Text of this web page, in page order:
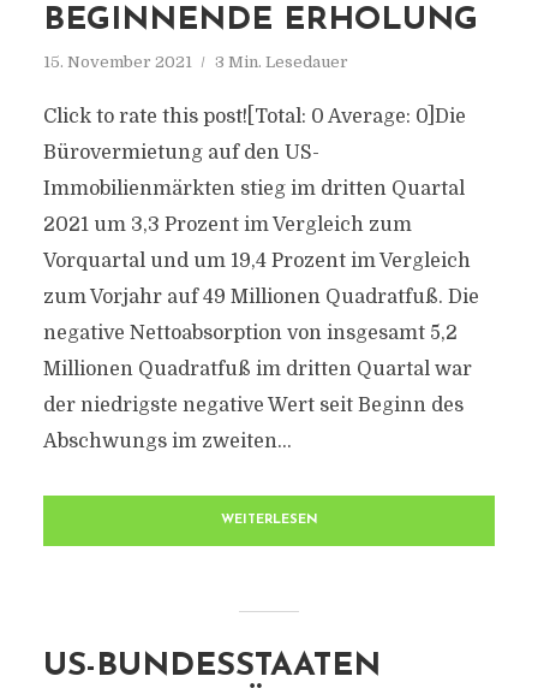
BEGINNENDE ERHOLUNG
15. November 2021 3 Min. Lesedauer
Click to rate this post![Total: 0 Average: 0]Die
Bürovermietung auf den US-
Immobilienmärkten stieg im dritten Quartal
2021 um 3,3 Prozent im Vergleich zum
Vorquartal und um 19,4 Prozent im Vergleich
zum Vorjahr auf 49 Millionen Quadratfuß. Die
negative Nettoabsorption von insgesamt 5,2
Millionen Quadratfuß im dritten Quartal war
der niedrigste negative Wert seit Beginn des
Abschwungs im zweiten...
WEITERLESEN
US-BUNDESSTAATEN